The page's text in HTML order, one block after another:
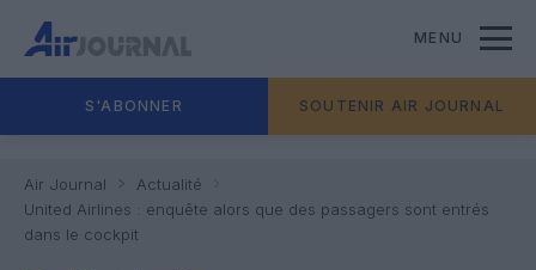
MENU
S'ABONNER SOUTENIR AIR JOURNAL
Air Journal
Actualité
United Airlines : enquête alors que des passagers sont entrés
dans le cockpit